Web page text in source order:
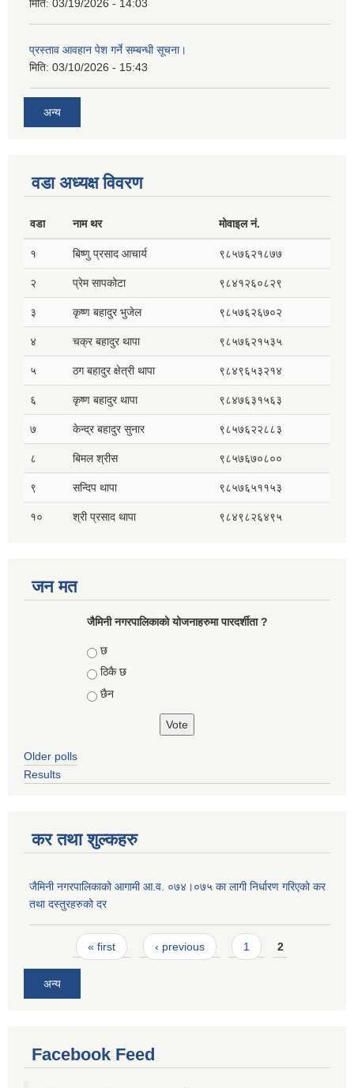
मिति: 03/19/2026 - 14:03
प्रस्ताव आवहान पेश गर्ने सम्बन्धी सूचना।
मिति: 03/10/2026 - 15:43
अन्य
वडा अध्यक्ष विवरण
वडा नाम थर मोवाइल नं.
१ बिष्णु प्रसाद आचार्य ९८५७६२१८७७
२ प्रेम सापकोटा ९८४१२६०८२९
३ कृष्ण बहादुर भुजेल ९८५७६२६७०२
४ चक्र बहादुर थापा ९८५७६२१५३५
५ ठग बहादुर क्षेत्री थापा ९८४९६५३२१४
६ कृष्ण बहादुर थापा ९८४७६३१५६३
७ केन्द्र बहादुर सुनार ९८५७६२२८८३
८ बिमल श्रीस ९८५७६७०८००
९ सन्दिप थापा ९८५७६५११५३
१० श्री प्रसाद थापा ९८४९८२६४९५
जन मत
जैमिनी नगरपालिकाको योजनाहरुमा पारदर्शीता ?
Choices
छ
ठिकै छ
छैन
Older polls
Results
कर तथा शुल्कहरु
जैमिनी नगरपालिकाको आगामी आ.व. ०७४।०७५ का लागी निर्धारण गरिएको कर
तथा दस्तुरहरुको दर
Pages« first ‹ previous 1 2
अन्य
Facebook Feed